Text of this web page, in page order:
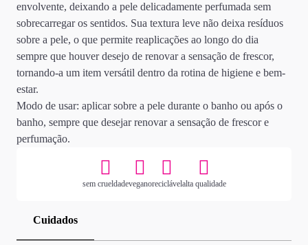
envolvente, deixando a pele delicadamente perfumada sem
sobrecarregar os sentidos. Sua textura leve não deixa resíduos
sobre a pele, o que permite reaplicações ao longo do dia
sempre que houver desejo de renovar a sensação de frescor,
tornando-a um item versátil dentro da rotina de higiene e bem-
estar.
Modo de usar: aplicar sobre a pele durante o banho ou após o
banho, sempre que desejar renovar a sensação de frescor e
perfumação.
sem crueldadeveganoreciclávelalta qualidade
Cuidados